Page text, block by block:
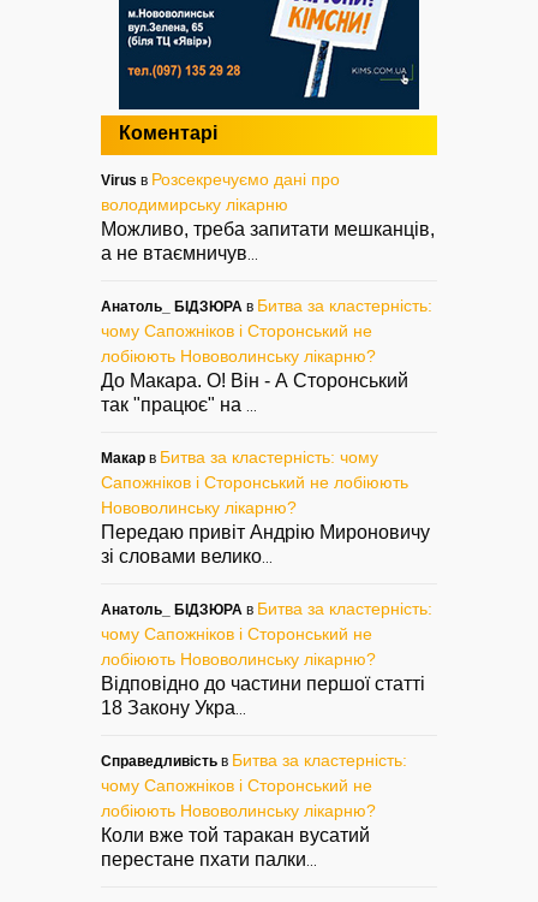
Коментарі
Virus в Розсекречуємо дані про
володимирську лікарню
Можливо, треба запитати мешканців,
а не втаємничув
Анатоль_ БІДЗЮРА в Битва за кластерність:
чому Сапожніков і Сторонський не
лобіюють Нововолинську лікарню?
До Макара. О! Він - А Сторонський
так "працює" на
Макар в Битва за кластерність: чому
Сапожніков і Сторонський не лобіюють
Нововолинську лікарню?
Передаю привіт Андрію Мироновичу
зі словами велико
Анатоль_ БІДЗЮРА в Битва за кластерність:
чому Сапожніков і Сторонський не
лобіюють Нововолинську лікарню?
Відповідно до частини першої статті
18 Закону Укра
Справедливість в Битва за кластерність:
чому Сапожніков і Сторонський не
лобіюють Нововолинську лікарню?
Коли вже той таракан вусатий
перестане пхати палки